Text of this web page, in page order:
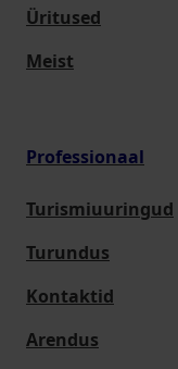
Üritused
Meist
Professionaal
Turismiuuringud
Turundus
Kontaktid
Arendus